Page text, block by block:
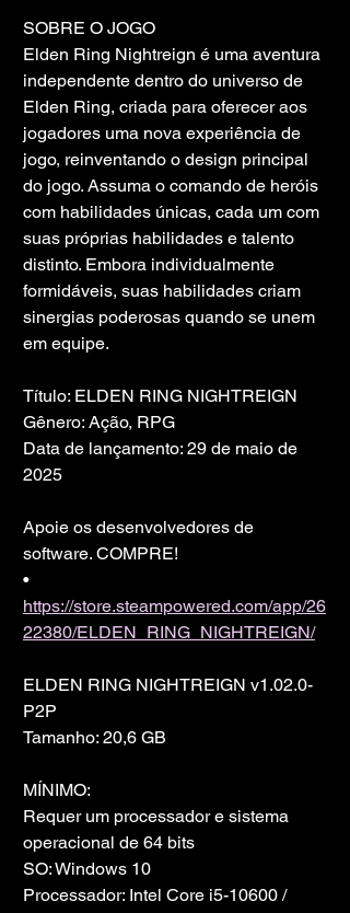
SOBRE O JOGO
Elden Ring Nightreign é uma aventura
independente dentro do universo de
Elden Ring, criada para oferecer aos
jogadores uma nova experiência de
jogo, reinventando o design principal
do jogo. Assuma o comando de heróis
com habilidades únicas, cada um com
suas próprias habilidades e talento
distinto. Embora individualmente
formidáveis, suas habilidades criam
sinergias poderosas quando se unem
em equipe.
Título: ELDEN RING NIGHTREIGN
Gênero: Ação, RPG
Data de lançamento: 29 de maio de
2025
Apoie os desenvolvedores de
software. COMPRE!
•
https://store.steampowered.com/app/26
22380/ELDEN_RING_NIGHTREIGN/
ELDEN RING NIGHTREIGN v1.02.0-
P2P
Tamanho: 20,6 GB
MÍNIMO:
Requer um processador e sistema
operacional de 64 bits
SO: Windows 10
Processador: Intel Core i5-10600 /